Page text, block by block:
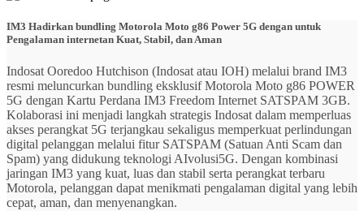
IM3 Hadirkan bundling Motorola Moto g86 Power 5G dengan untuk
Pengalaman internetan Kuat, Stabil, dan Aman
Indosat Ooredoo Hutchison (Indosat atau IOH) melalui brand IM3
resmi meluncurkan bundling eksklusif Motorola Moto g86 POWER
5G dengan Kartu Perdana IM3 Freedom Internet SATSPAM 3GB.
Kolaborasi ini menjadi langkah strategis Indosat dalam memperluas
akses perangkat 5G terjangkau sekaligus memperkuat perlindungan
digital pelanggan melalui fitur SATSPAM (Satuan Anti Scam dan
Spam) yang didukung teknologi AIvolusi5G. Dengan kombinasi
jaringan IM3 yang kuat, luas dan stabil serta perangkat terbaru
Motorola, pelanggan dapat menikmati pengalaman digital yang lebih
cepat, aman, dan menyenangkan.